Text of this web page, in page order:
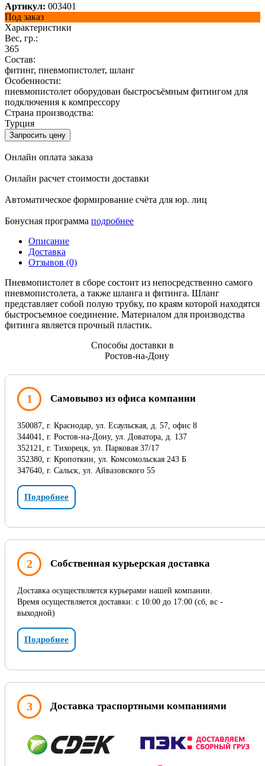
Артикул: 003401
Под заказ
Характеристики
Вес, гр.:
365
Состав:
фитинг, пневмопистолет, шланг
Особенности:
пневмопистолет оборудован быстросъёмным фитингом для
подключения к компрессору
Страна производства:
Турция
Запросить цену
Онлайн оплата заказа
Онлайн расчет стоимости доставки
Автоматическое формирование счёта для юр. лиц
Бонусная программа подробнее
Описание
Доставка
Отзывов (0)
Пневмопистолет в сборе состоит из непосредственно самого
пневмопистолета, а также шланга и фитинга. Шланг
представляет собой полую трубку, по краям которой находятся
быстросъемное соединение. Материалом для производства
фитинга является прочный пластик.
Способы доставки в
Ростов-на-Дону
1 Самовывоз из офиса компании
350087, г. Краснодар, ул. Есаульская, д. 57, офис 8
344041, г. Ростов-на-Дону, ул. Доватора, д. 137
352121, г. Тихорецк, ул. Парковая 37/17
352380, г. Кропоткин, ул. Комсомольская 243 Б
347640, г. Сальск, ул. Айвазовского 55
Подробнее
2 Собственная курьерская доставка
Доставка осуществляется курьерами нашей компании.
Время осуществляется доставки: с 10:00 до 17:00 (сб, вс -
выходной)
Подробнее
3 Доставка траспортными компаниями